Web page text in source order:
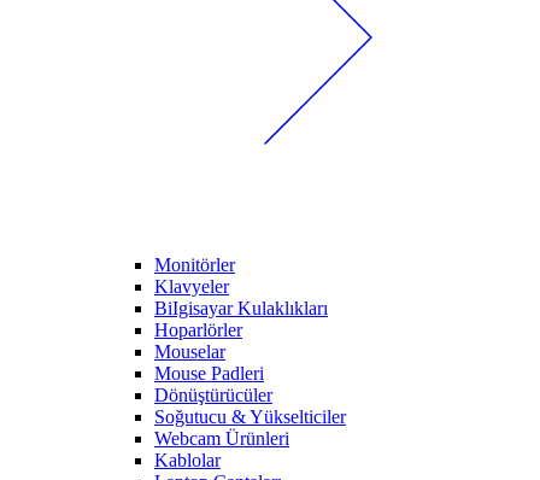
Monitörler
Klavyeler
BiIgisayar Kulaklıkları
Hoparlörler
Mouselar
Mouse Padleri
Dönüştürücüler
Soğutucu & Yükselticiler
Webcam Ürünleri
Kablolar